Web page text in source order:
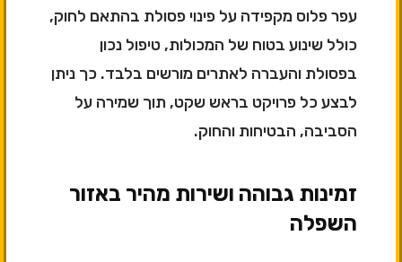
עפר פלוס מקפידה על פינוי פסולת בהתאם לחוק,
כולל שינוע בטוח של המכולות, טיפול נכון
בפסולת והעברה לאתרים מורשים בלבד. כך ניתן
לבצע כל פרויקט בראש שקט, תוך שמירה על
הסביבה, הבטיחות והחוק.
זמינות גבוהה ושירות מהיר באזור
השפלה